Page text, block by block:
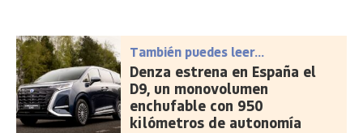
También puedes leer...
Denza estrena en España el
D9, un monovolumen
enchufable con 950
kilómetros de autonomía